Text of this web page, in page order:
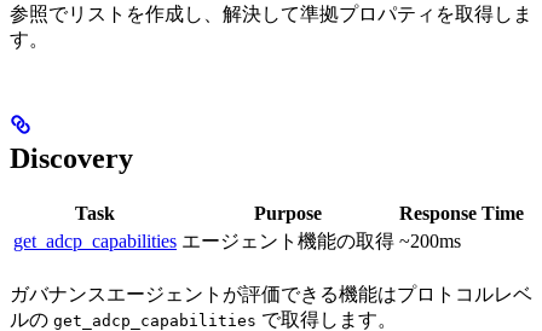
参照でリストを作成し、解決して準拠プロパティを取得しま
す。
Discovery
Task Purpose
Response Time
get_adcp_capabilities エージェント機能の取得 ~200ms
ガバナンスエージェントが評価できる機能はプロトコルレベ
ルの get_adcp_capabilities で取得します。